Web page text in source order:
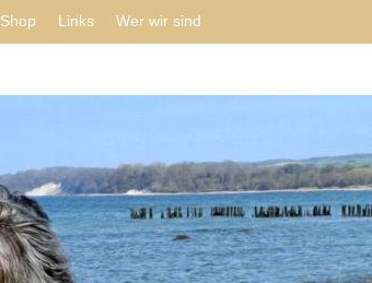
Shop Links Wer wir sind